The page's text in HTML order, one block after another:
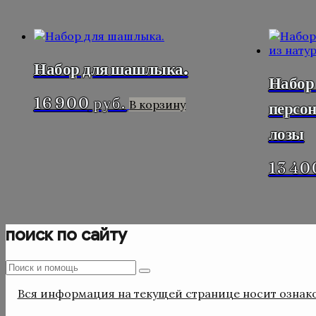
Набор для шашлыка.
16 900руб. В корзину
Набор
лозы
13
поиск по сайту
Поиск
Поиск
Вся информация на текущей странице носит